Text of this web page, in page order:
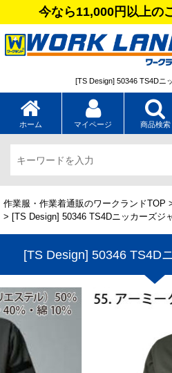
今なら11,000円以上の
[TS Design] 50346 TS4Dニ
ホーム マイページ 商品検索
作業服・作業着通販のワークランドTOP
> [TS Design] 50346 TS4Dニッカーズジ
[TS Design] 50346 TS4D